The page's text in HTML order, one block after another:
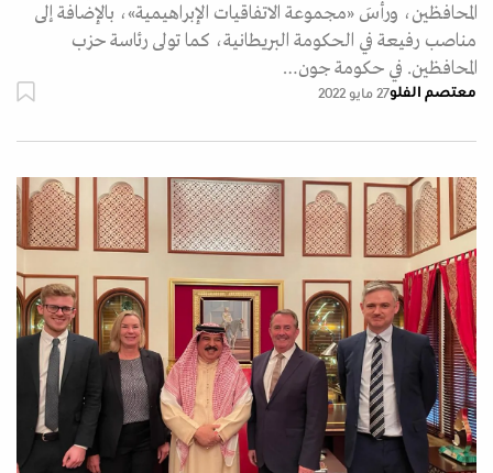
المحافظين، ورأسَ «مجموعة الاتفاقيات الإبراهيمية»، بالإضافة إلى
مناصب رفيعة في الحكومة البريطانية، كما تولى رئاسة حزب
المحافظين. في حكومة جون…
معتصم الفلو27 مايو 2022